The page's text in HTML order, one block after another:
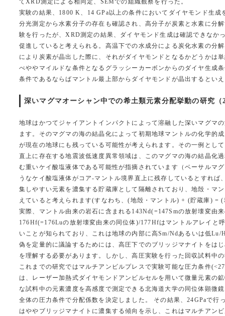
実験の結果、1800 K、14 GPa以上の条件においてダイヤモンド生
分光測定から水素分子の存在も確認され、高分子が炭素と水素に分
験を行ったが、XRD測定の結果、ダイヤモンド生成は確認できな
促進していると考えられる。高温下での水成分による炭化水素の分
により炭素が晶出した際に、それがダイヤモンドとなるかどうかは
べややマイルドな条件となるグラッシーカーボンからのダイヤ生成
条件であるならばマントル最上部からダイヤモンドが晶出するとい
深いマグマオーシャン中での希土類元素分配挙動の研究（
地球はかつてジャイアントインパクトによって溶融した深いマグマ
ます。そのマグマの海の結晶化によって初期地球マントルの化学的
が現在の地球にも残っている可能性が考えられます。その一例とし
直上に存在する地震波低速度異常領域は、このマグマの海の結晶化
む重いケイ酸塩液体である可能性が指摘されています（ベーサルマ
うなケイ酸塩液体がコア-マントル境界直上に残存しているとすれば
集しやすい元素を濃集する貯蔵庫として隔離されており、地殻・マ
えていると考えられます(すなわち、(地殻・マントル) + (貯蔵庫) =
実際、マントル由来の岩石に含まれる143Nd(=147Smの放射壊変由
176Hf(=176Luの放射壊変由来の同位体)/177Hfはマントルアレイと
いことが知られており、これは地球の内部に高Sm/Ndあるいは低
偽を定量的に議論するためには、高圧下でのブリッジマナイトをは
を理解する必要があります。しかし、高圧実験を行った回収試料中
これまでの研究ではマルチアンビルプレスで実験可能な圧力条件
は、レーザー加熱式ダイヤモンドアンビルセルを用いて微量元素の
な試料中の元素濃度を高感度で測定できる北海道大学の同位体顕微
全体の圧力条件で分配係数を決定しました。 その結果、24GPaで
はややブリッジマナイトに濃集する傾向を示し、これはマルチアン